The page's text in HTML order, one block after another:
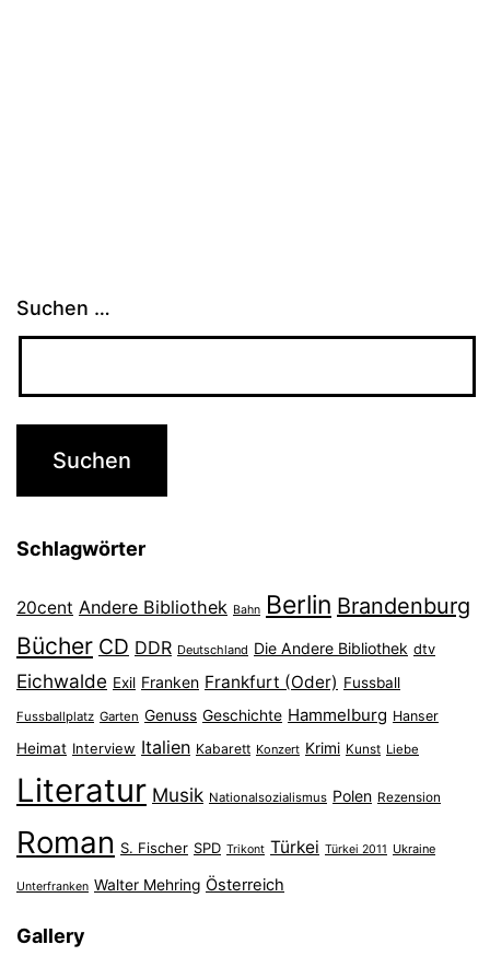
Suchen …
Schlagwörter
20cent Andere Bibliothek Bahn Berlin Brandenburg
Bücher CD DDR Deutschland Die Andere Bibliothek dtv
Eichwalde Exil Franken Frankfurt (Oder) Fussball
Fussballplatz Garten Genuss Geschichte Hammelburg Hanser
Heimat Interview Italien Kabarett Konzert Krimi Kunst Liebe
Literatur Musik Nationalsozialismus Polen Rezension
Roman S. Fischer SPD Trikont Türkei Türkei 2011 Ukraine
Unterfranken Walter Mehring Österreich
Gallery